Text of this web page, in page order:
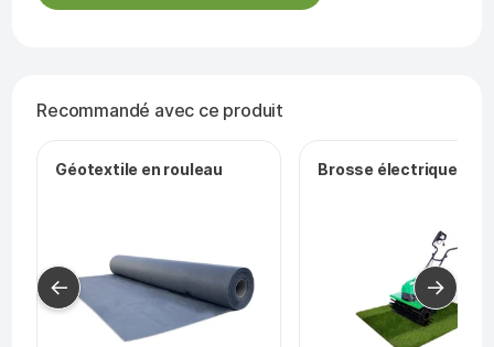
Recommandé avec ce produit
Géotextile en rouleau Brosse électrique
← →